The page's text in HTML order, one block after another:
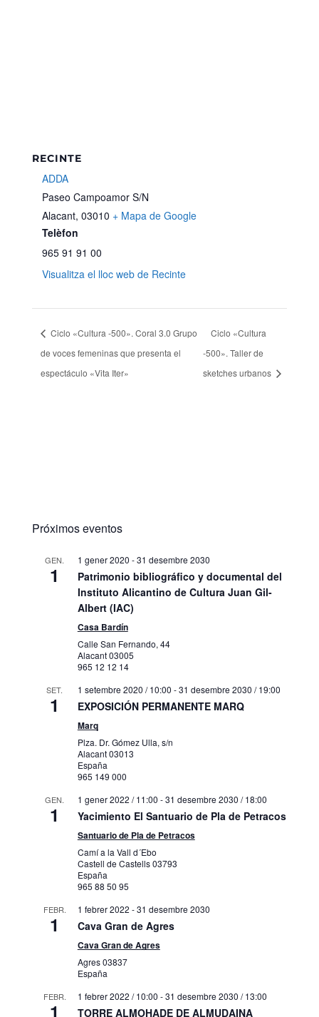
RECINTE
ADDA
Paseo Campoamor S/N
Alacant, 03010 + Mapa de Google
Telèfon
965 91 91 00
Visualitza el lloc web de Recinte
Ciclo «Cultura -500». Coral 3.0 Grupo
de voces femeninas que presenta el
espectáculo «Vita Iter»
Ciclo «Cultura
-500». Taller de
sketches urbanos
Próximos eventos
GEN.
1
1 gener 2020 -31 desembre 2030
Patrimonio bibliográfico y documental del
Instituto Alicantino de Cultura Juan Gil-
Albert (IAC)
Casa Bardín
Calle San Fernando, 44
Alacant03005
965 12 12 14
SET.
1
1 setembre 2020 / 10:00 -31 desembre 2030 / 19:00
EXPOSICIÓN PERMANENTE MARQ
Marq
Plza. Dr. Gómez Ulla, s/n
Alacant03013
España
965 149 000
GEN.
1
1 gener 2022 / 11:00 -31 desembre 2030 / 18:00
Yacimiento El Santuario de Pla de Petracos
Santuario de Pla de Petracos
Camí a la Vall d´Ebo
Castell de Castells03793
España
965 88 50 95
FEBR.
1
1 febrer 2022 -31 desembre 2030
Cava Gran de Agres
Cava Gran de Agres
Agres03837
España
FEBR.
1
1 febrer 2022 / 10:00 -31 desembre 2030 / 13:00
TORRE ALMOHADE DE ALMUDAINA